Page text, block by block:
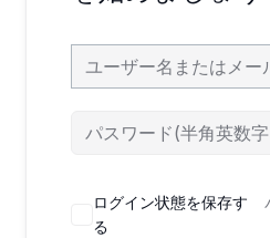
ログイン状態を保存す
る